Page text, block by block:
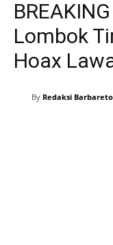
Lombok
Hoax
By Redaksi Barbareto